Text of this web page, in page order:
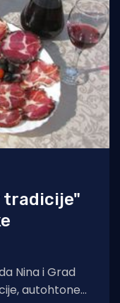
tradicije"
Nina i Grad
autohtone